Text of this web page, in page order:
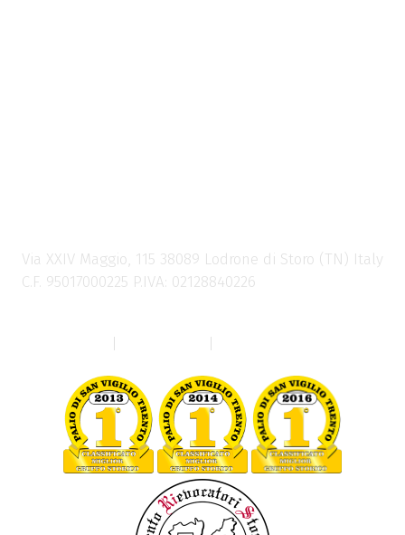
Via XXIV Maggio, 115 38089 Lodrone di Storo (TN) Italy
C.F. 95017000225 P.IVA: 02128840226